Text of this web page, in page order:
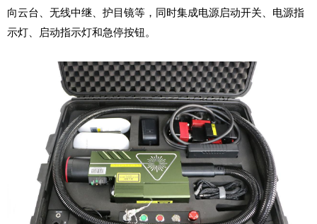
向云台、无线中继、护目镜等，同时集成电源启动开关、电源指
示灯、启动指示灯和急停按钮。